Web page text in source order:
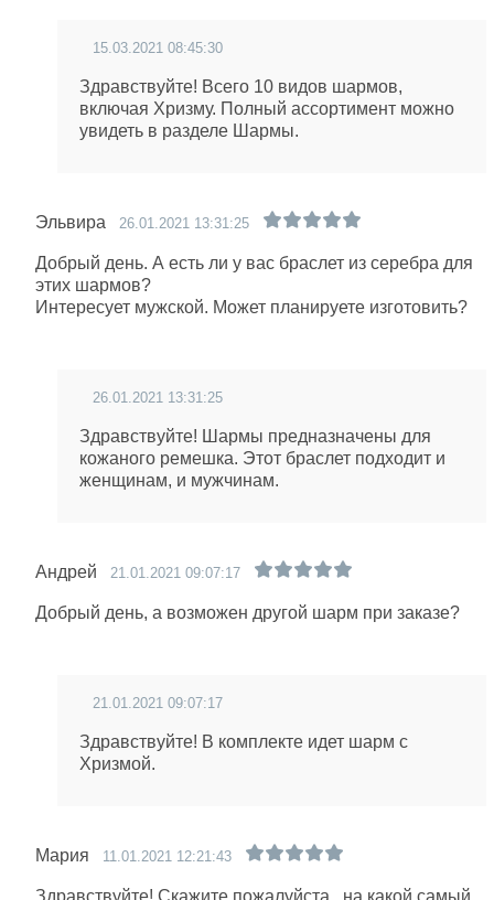
15.03.2021 08:45:30
Здравствуйте! Всего 10 видов шармов,
включая Хризму. Полный ассортимент можно
увидеть в разделе Шармы.
Эльвира 26.01.2021 13:31:25
Добрый день. А есть ли у вас браслет из серебра для
этих шармов?
Интересует мужской. Может планируете изготовить?
26.01.2021 13:31:25
Здравствуйте! Шармы предназначены для
кожаного ремешка. Этот браслет подходит и
женщинам, и мужчинам.
Андрей 21.01.2021 09:07:17
Добрый день, а возможен другой шарм при заказе?
21.01.2021 09:07:17
Здравствуйте! В комплекте идет шарм с
Хризмой.
Мария 11.01.2021 12:21:43